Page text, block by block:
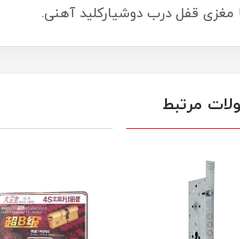
مغزی قفل درب دوشیارکلید آهنی.
مرتبط